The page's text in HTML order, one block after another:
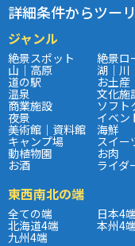
詳細条件からツー
ジャンル
絶景スポット 絶景ロ
山｜高原 湖｜川
道の駅 お土産
温泉 文化施
商業施設 ソフト
夜景 イベン
美術館｜資料館 海鮮
キャンプ場 スイー
動植物園 お肉
お酒 ライダ
東西南北の端
全ての端 日本4端
北海道4端 本州4端
九州4端